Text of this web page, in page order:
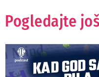
Pogledajte